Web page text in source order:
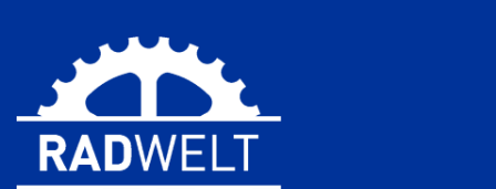
gewählt
werden